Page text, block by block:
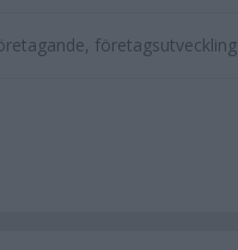
företagsutveckling